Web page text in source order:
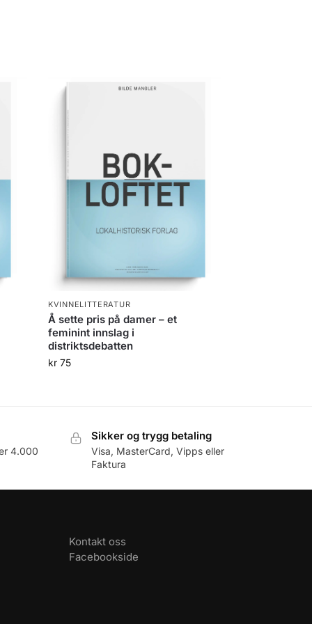
KVINNELITTERATUR
Å sette pris på damer – et
feminint innslag i
distriktsdebatten
kr 75
4.000
Sikker og trygg betaling
Visa, MasterCard, Vipps eller
Faktura
Kontakt oss
Facebookside